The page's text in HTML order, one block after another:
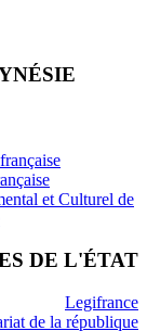
et Culturel de
DE L'ÉTAT
Legifrance
de la république